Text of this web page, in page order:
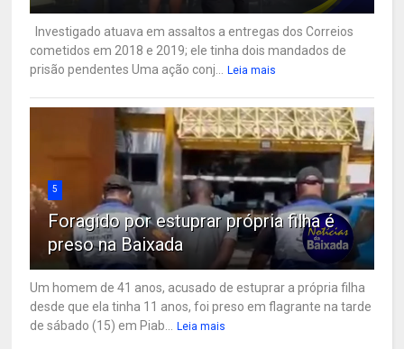
Investigado atuava em assaltos a entregas dos Correios
cometidos em 2018 e 2019; ele tinha dois mandados de
prisão pendentes Uma ação conj...
Leia mais
5
Foragido por estuprar própria filha é
preso na Baixada
Um homem de 41 anos, acusado de estuprar a própria filha
desde que ela tinha 11 anos, foi preso em flagrante na tarde
de sábado (15) em Piab...
Leia mais